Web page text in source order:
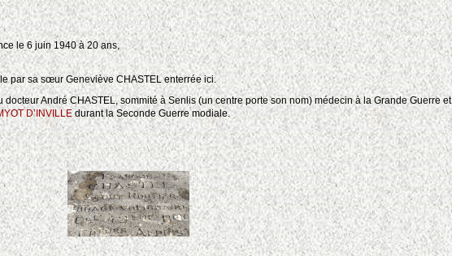
le 6 juin 1940 à 20 ans,
par sa sœur Geneviève CHASTEL enterrée ici.
André CHASTEL, sommité à Senlis (un centre porte son nom) médecin à la Grande Guerre et
D’INVILLEdurant la Seconde Guerre modiale.